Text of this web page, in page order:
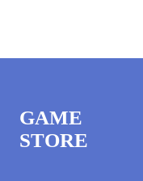
GAME
STORE